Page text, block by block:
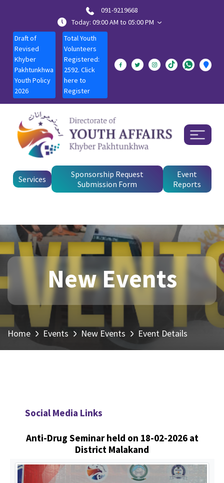
091-9219668
Today: 09:00 AM to 05:00 PM
Draft of
Revised
Khyber
Pakhtunkhwa
Youth Policy
2026
Total Youth
Volunteers
Registered:
2592. Click
here to
Register
Services
Sponsorship Request
Submission Form
Event
Reports
New Events
Home Events New Events Event Details
Social Media Links
Anti-Drug Seminar held on 18-02-2026 at
District Malakand